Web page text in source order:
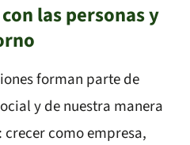
las personas y
forman parte de
y de nuestra manera
como empresa,